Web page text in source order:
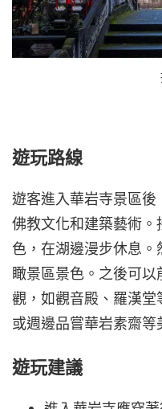
遊玩路線
遊客進入華岩寺景區
佛教文化和建築藝術
色，在湖邊漫步休息
瞰景區景色。之後可
觀，如觀音殿、羅漢
或週邊品嘗華岩素齋等
遊玩建議